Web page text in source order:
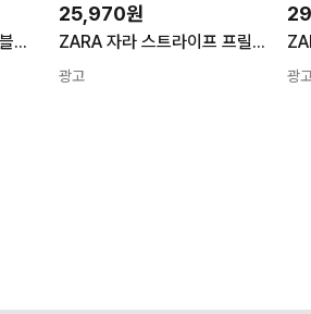
ZARA 자라 레이스 프릴 블라우스 7484/061 7484061 묵인하다 L
25,970원
ZARA 자라 스트라이프 프릴 블라우스 1971070 프릴 스트라이프 쇼츠 1971225 S 상의 S
광고 광